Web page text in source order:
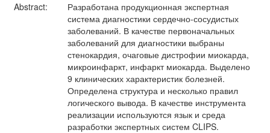
Abstract:
Разработана продукционная экспертная
система диагностики сердечно-сосудистых
заболеваний. В качестве первоначальных
заболеваний для диагностики выбраны
стенокардия, очаговые дистрофии миокарда,
микроинфаркт, инфаркт миокарда. Выделено
9 клинических характеристик болезней.
Определена структура и несколько правил
логического вывода. В качестве инструмента
реализации используются язык и среда
разработки экспертных систем CLIPS.